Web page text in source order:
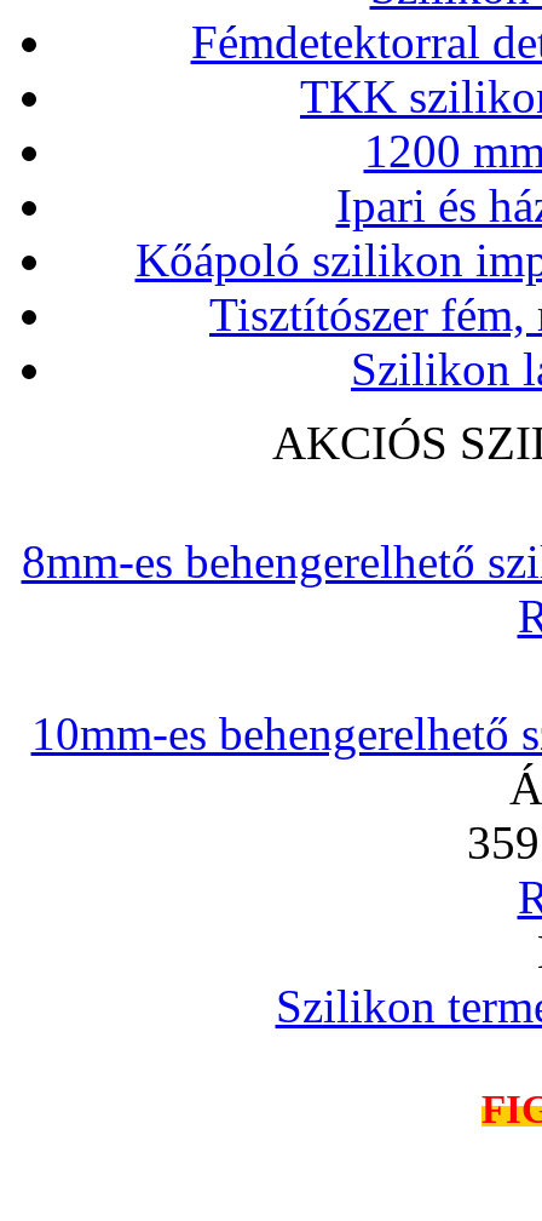
Fémdetektorral
TKK
1200
Ipari és
Kőápoló szilikon
Tisztítószer
Szilikon
AKCIÓS
8mm-es behengerelhető
10mm-es
Szilikon